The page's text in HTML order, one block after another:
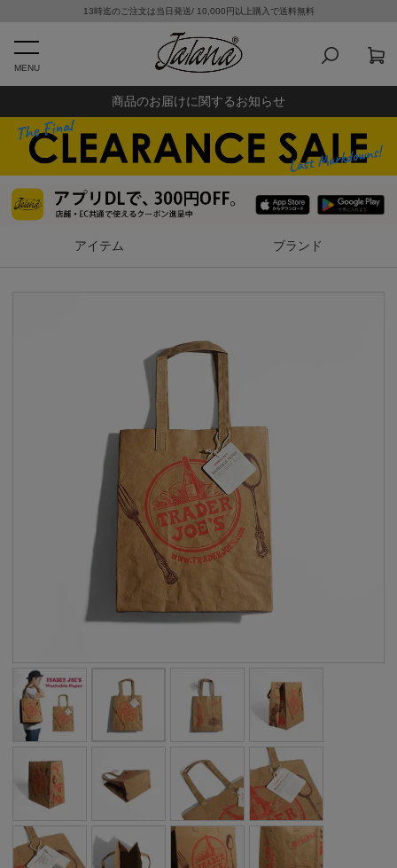
13時迄のご注文は当日発送/ 10,000円以上購入で送料無料
MENU
商品のお届けに関するお知らせ
アイテム ブランド